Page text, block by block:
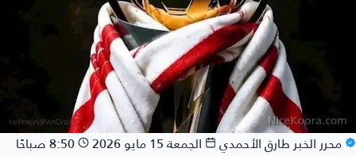
محرر الخبرطارق الأحمدي الجمعة 15 مايو 2026 8:50 صباحًا